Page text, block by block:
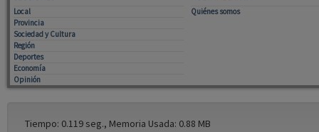
Local
Provincia
Sociedad y Cultura
Región
Deportes
Economía
Opinión
Quiénes somos
Tiempo: 0.119 seg., Memoria Usada: 0.88 MB